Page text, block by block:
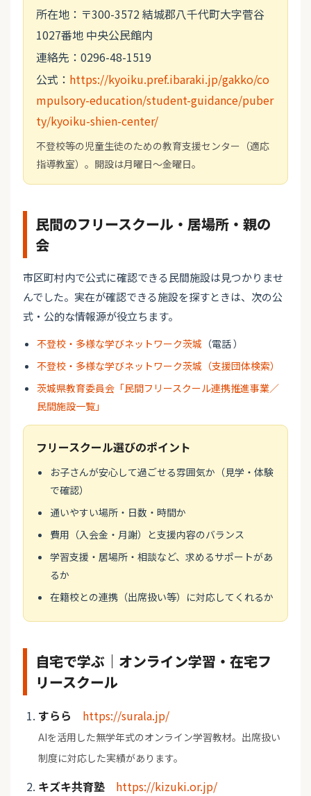
所在地：〒300-3572 結城郡八千代町大字菅谷
1027番地 中央公民館内
連絡先：0296-48-1519
公式： https://kyoiku.pref.ibaraki.jp/gakko/co
mpulsory-education/student-guidance/puber
ty/kyoiku-shien-center/
不登校等の児童生徒のための教育支援センター（適応
指導教室）。開設は月曜日〜金曜日。
民間のフリースクール・居場所・親の
会
市区町村内で公式に確認できる民間施設は見つかりませ
んでした。実在が確認できる施設を探すときは、次の公
式・公的な情報源が役立ちます。
不登校・多様な学びネットワーク茨城 （電話 ）
不登校・多様な学びネットワーク茨城（支援団体検索）
茨城県教育委員会「民間フリースクール連携推進事業／
民間施設一覧」
フリースクール選びのポイント
お子さんが安心して過ごせる雰囲気か（見学・体験
で確認）
通いやすい場所・日数・時間か
費用（入会金・月謝）と支援内容のバランス
学習支援・居場所・相談など、求めるサポートがあ
るか
在籍校との連携（出席扱い等）に対応してくれるか
自宅で学ぶ｜オンライン学習・在宅フ
リースクール
すらら https://surala.jp/
AIを活用した無学年式のオンライン学習教材。出席扱い
制度に対応した実績があります。
キズキ共育塾 https://kizuki.or.jp/